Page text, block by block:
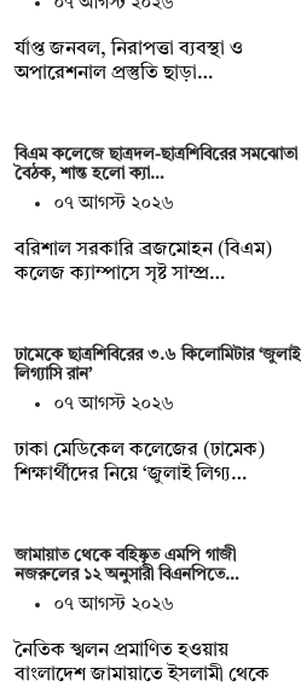
র্যাপ্ত জনবল, নিরাপত্তা ব্যবস্থা ও
অপারেশনাল প্রস্তুতি ছাড়া…
বিএম কলেজে ছাত্রদল-ছাত্রশিবিরের সমঝোতা
বৈঠক, শান্ত হলো ক্যা…
০৭ আগস্ট ২০২৬
বরিশাল সরকারি ব্রজমোহন (বিএম)
কলেজ ক্যাম্পাসে সৃষ্ট সাম্প্র…
ঢামেকে ছাত্রশিবিরের ৩.৬ কিলোমিটার ‘জুলাই
লিগ্যাসি রান’
০৭ আগস্ট ২০২৬
ঢাকা মেডিকেল কলেজের (ঢামেক)
শিক্ষার্থীদের নিয়ে ‘জুলাই লিগ্য…
জামায়াত থেকে বহিষ্কৃত এমপি গাজী
নজরুলের ১২ অনুসারী বিএনপিতে…
০৭ আগস্ট ২০২৬
নৈতিক স্খলন প্রমাণিত হওয়ায়
বাংলাদেশ জামায়াতে ইসলামী থেকে